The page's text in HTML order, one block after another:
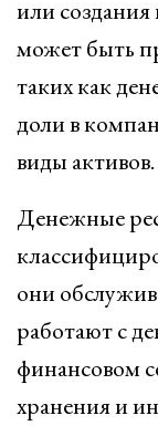
или
может быть
таких как
доли в
виды активов.
Денежные
они
работают с
финансовом
хранения и